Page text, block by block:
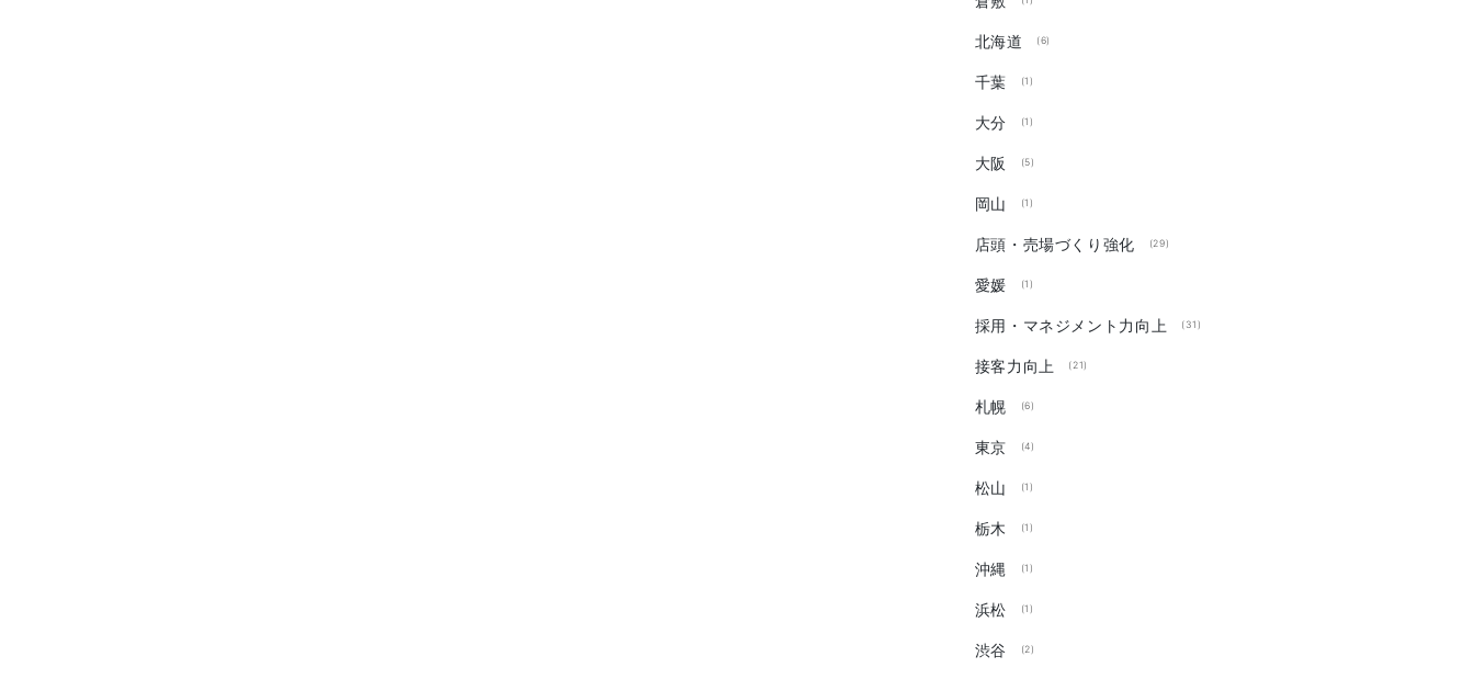
北海道 (6)
千葉 (1)
大分 (1)
大阪 (5)
岡山 (1)
店頭・売場づくり強化 (29)
愛媛 (1)
採用・マネジメント力向上 (31)
接客力向上 (21)
札幌 (6)
東京 (4)
松山 (1)
栃木 (1)
沖縄 (1)
浜松 (1)
渋谷 (2)